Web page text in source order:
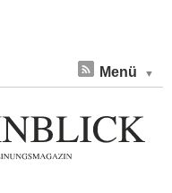
Menü